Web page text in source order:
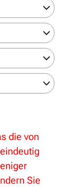
die von
Sie